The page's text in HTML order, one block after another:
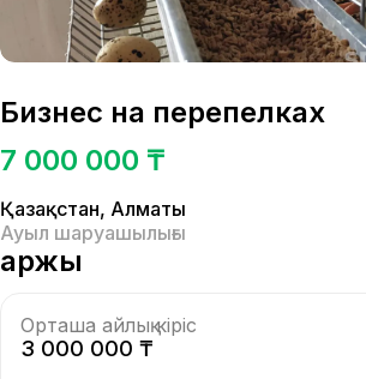
Бизнес на перепелках
7 000 000 ₸
Қазақстан, Алматы
Ауыл шаруашылығы
Қаржы
Орташа айлық кіріс
3 000 000 ₸